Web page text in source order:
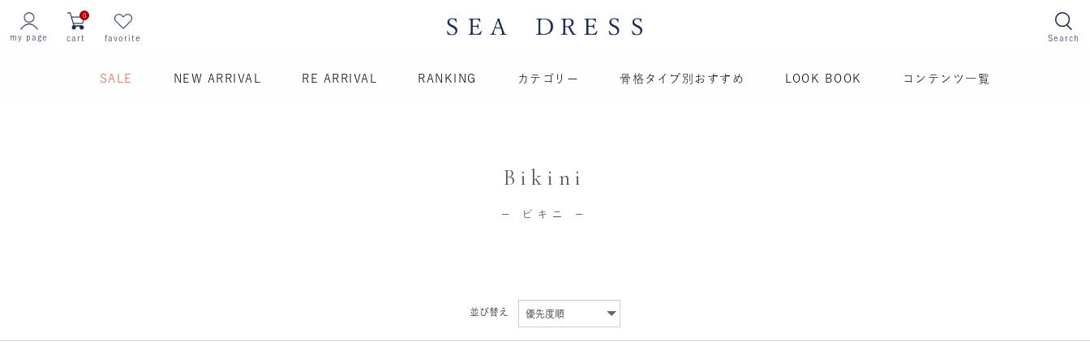
Search
my page cart
0
favorite
SALE NEW ARRIVAL RE ARRIVAL RANKING カテゴリー 骨格タイプ別おすすめ LOOK BOOK コンテンツ一覧
Bikini
─ ビキニ ─
並び替え